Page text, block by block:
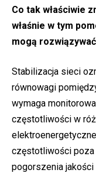
Co tak właściwie
właśnie w tym
mogą
Stabilizacja sieci
równowagi
wymaga
częstotliwości w
częstotliwości
pogorszenia